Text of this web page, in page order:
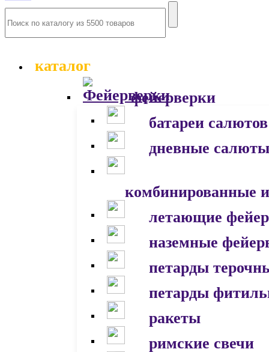
каталог
фейерверки
батареи салютов
дневные салюты
комбинированные
летающие
наземные
петарды
петарды
ракеты
римские свечи